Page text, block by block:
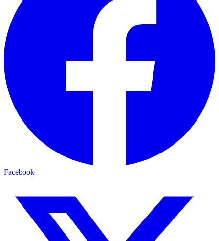
Facebook